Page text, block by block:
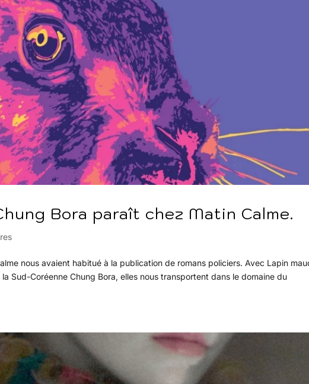
Bora paraît chez Matin Calme.
nous avaient habitué à la publication de romans policiers. Avec Lapin
Sud-Coréenne Chung Bora, elles nous transportent dans le domaine du